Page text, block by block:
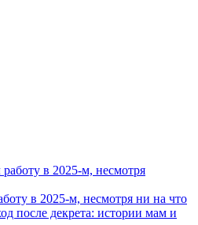
в 2025-м, несмотря ни на что